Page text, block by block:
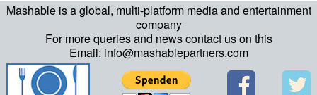
Mashable is a global, multi-platform media and entertainment
company
For more queries and news contact us on this
Email: info@mashablepartners.com